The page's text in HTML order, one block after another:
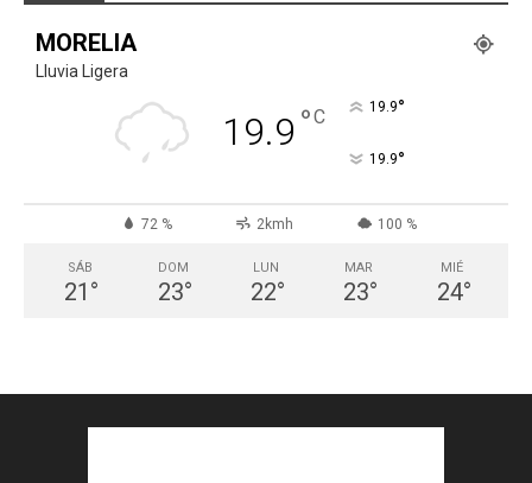
MORELIA
Lluvia Ligera
19.9 °C 19.9°
19.9°
72 % 2kmh 100 %
SÁB
21 °
DOM
23°
LUN
22°
MAR
23°
MIÉ
24°